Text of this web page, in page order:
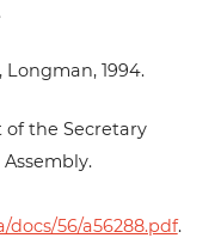
1994.
of the Secretary
56/a56288.pdf.